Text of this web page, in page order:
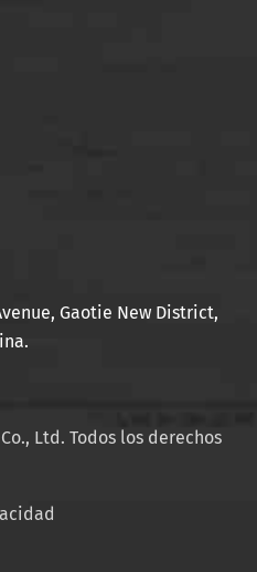
Gaotie New District,
Ltd. Todos los derechos